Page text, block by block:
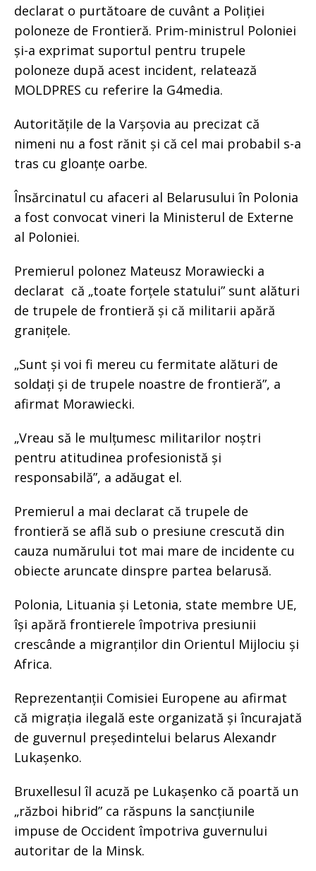
declarat o purtătoare de cuvânt a Poliției
poloneze de Frontieră. Prim-ministrul Poloniei
și-a exprimat suportul pentru trupele
poloneze după acest incident, relatează
MOLDPRES cu referire la G4media.
Autoritățile de la Varșovia au precizat că
nimeni nu a fost rănit și că cel mai probabil s-a
tras cu gloanțe oarbe.
Însărcinatul cu afaceri al Belarusului în Polonia
a fost convocat vineri la Ministerul de Externe
al Poloniei.
Premierul polonez Mateusz Morawiecki a
declarat că „toate forțele statului” sunt alături
de trupele de frontieră și că militarii apără
granițele.
„Sunt și voi fi mereu cu fermitate alături de
soldați și de trupele noastre de frontieră”, a
afirmat Morawiecki.
„Vreau să le mulțumesc militarilor noștri
pentru atitudinea profesionistă și
responsabilă”, a adăugat el.
Premierul a mai declarat că trupele de
frontieră se află sub o presiune crescută din
cauza numărului tot mai mare de incidente cu
obiecte aruncate dinspre partea belarusă.
Polonia, Lituania și Letonia, state membre UE,
își apără frontierele împotriva presiunii
crescânde a migranților din Orientul Mijlociu și
Africa.
Reprezentanții Comisiei Europene au afirmat
că migrația ilegală este organizată și încurajată
de guvernul președintelui belarus Alexandr
Lukașenko.
Bruxellesul îl acuză pe Lukașenko că poartă un
„război hibrid” ca răspuns la sancțiunile
impuse de Occident împotriva guvernului
autoritar de la Minsk.